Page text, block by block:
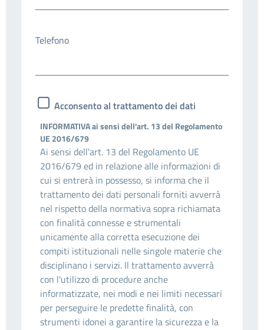
Telefono
Acconsento al trattamento dei dati
INFORMATIVA ai sensi dell'art. 13 del Regolamento
UE 2016/679
Ai sensi dell'art. 13 del Regolamento UE
2016/679 ed in relazione alle informazioni di
cui si entrerà in possesso, si informa che il
trattamento dei dati personali forniti avverrà
nel rispetto della normativa sopra richiamata
con finalità connesse e strumentali
unicamente alla corretta esecuzione dei
compiti istituzionali nelle singole materie che
disciplinano i servizi. Il trattamento avverrà
con l'utilizzo di procedure anche
informatizzate, nei modi e nei limiti necessari
per perseguire le predette finalità, con
strumenti idonei a garantire la sicurezza e la